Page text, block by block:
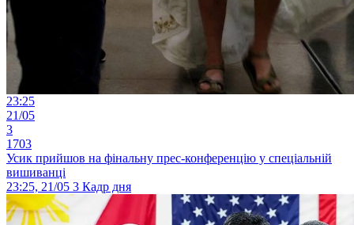
23:25
21/05
3
1703
Усик прийшов на фінальну прес-конференцію у спеціальній
вишиванці
23:25, 21/05 3 Кадр дня